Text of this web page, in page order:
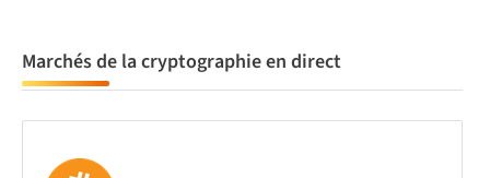
Marchés de la cryptographie en direct